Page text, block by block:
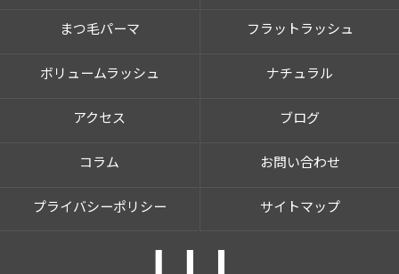
まつ毛パーマ フラットラッシュ
ボリュームラッシュ ナチュラル
アクセス ブログ
コラム お問い合わせ
プライバシーポリシー サイトマップ